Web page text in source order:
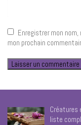
Enregistrer mon
mon prochain
liste